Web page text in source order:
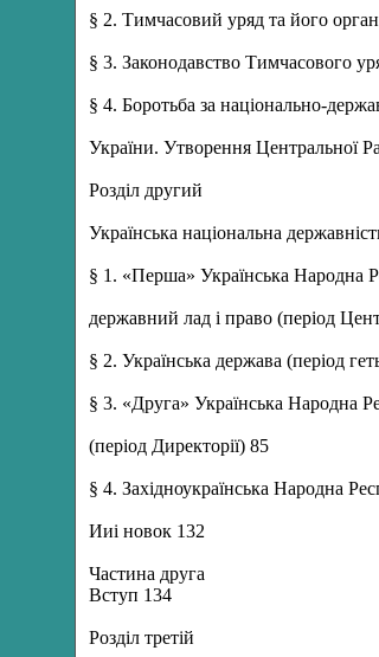
§ 2. Тимчасовий уряд та його
§ 3. Законодавство Тимчасового
§ 4. Боротьба за національно-
України. Утворення Центральної
Розділ другий
Українська національна
§ 1. «Перша» Українська Народна
державний лад і право (період
§ 2. Українська держава (період
§ 3. «Друга» Українська Народна
(період Директорії) 85
§ 4. Західноукраїнська Народна
Ииі новок 132
Частина друга
Вступ 134
Розділ третій